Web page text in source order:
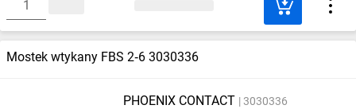
Mostek wtykany FBS 2‑6 3030336
PHOENIX CONTACT 3030336